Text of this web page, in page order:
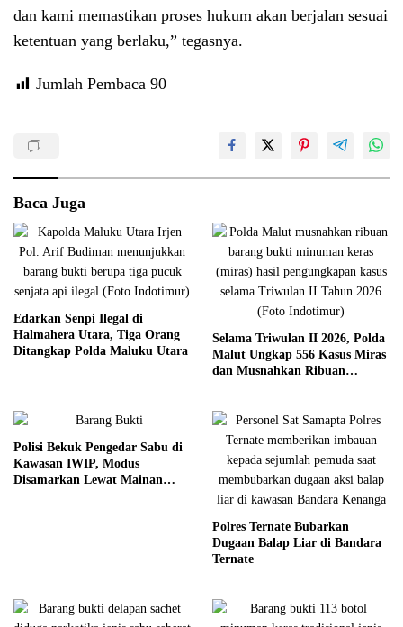
dan kami memastikan proses hukum akan berjalan sesuai
ketentuan yang berlaku,” tegasnya.
Jumlah Pembaca 90
Baca Juga
Edarkan Senpi Ilegal di
Halmahera Utara, Tiga Orang
Ditangkap Polda Maluku Utara
Selama Triwulan II 2026, Polda
Malut Ungkap 556 Kasus Miras
dan Musnahkan Ribuan
Polisi Bekuk Pengedar Sabu di
Kawasan IWIP, Modus
Disamarkan Lewat Mainan
Polres Ternate Bubarkan
Dugaan Balap Liar di Bandara
Ternate